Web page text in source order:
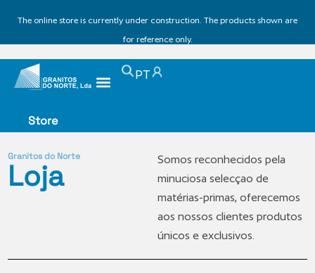
The online store is currently under construction. The products shown are
for reference only.
PT
Store
Granitos do Norte
Loja
Somos reconhecidos pela
minuciosa selecçao de
matérias-primas, oferecemos
aos nossos clientes produtos
únicos e exclusivos.